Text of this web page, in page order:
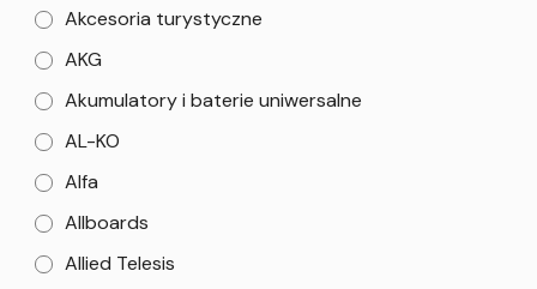
Akcesoria turystyczne
AKG
Akumulatory i baterie uniwersalne
AL-KO
Alfa
Allboards
Allied Telesis